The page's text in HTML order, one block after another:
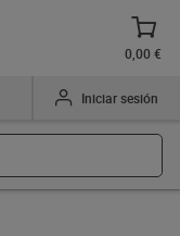
0,00 €
Iniciar sesión